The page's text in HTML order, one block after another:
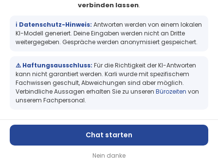
Technische Daten
Connie
Service
Support
Bedruckung von Produkten höher
als 25mm
Karley Deutschland GmbHAllgemein
Technische Geräte haben technische Daten, die Du einhalten musst,
damit alles funktioniert. So ist eine Begrenzung beim Primera Eddie
die Produkthöhe. Normalerweise akzeptiert der Drucker eine
verbinden lassen.
ℹ️ Datenschutz-Hinweis: Antworten werden von einem lokalen
KI-Modell generiert. Deine Eingaben werden nicht an Dritte
weitergegeben. Gespräche werden anonymisiert gespeichert.
⚠️ Haftungsausschluss: Für die Richtigkeit der KI-Antworten
kann nicht garantiert werden. Karli wurde mit spezifischem
Fachwissen geschult, Abweichungen sind aber möglich.
Verbindliche Aussagen erhalten Sie zu unseren Bürozeiten von
unserem Fachpersonal.
Chat starten
Nein danke